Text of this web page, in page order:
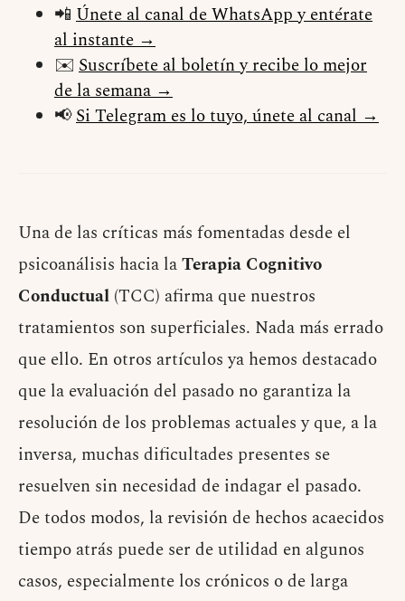
📲 Únete al canal de WhatsApp y entérate
al instante →
✉️ Suscríbete al boletín y recibe lo mejor
de la semana →
📢Si Telegram es lo tuyo, únete al canal →
Una de las críticas más fomentadas desde el
psicoanálisis hacia laTerapia Cognitivo
Conductual (TCC) afirma que nuestros
tratamientos son superficiales. Nada más errado
que ello. En otros artículos ya hemos destacado
que la evaluación del pasado no garantiza la
resolución de los problemas actuales y que, a la
inversa, muchas dificultades presentes se
resuelven sin necesidad de indagar el pasado.
De todos modos, la revisión de hechos acaecidos
tiempo atrás puede ser de utilidad en algunos
casos, especialmente los crónicos o de larga